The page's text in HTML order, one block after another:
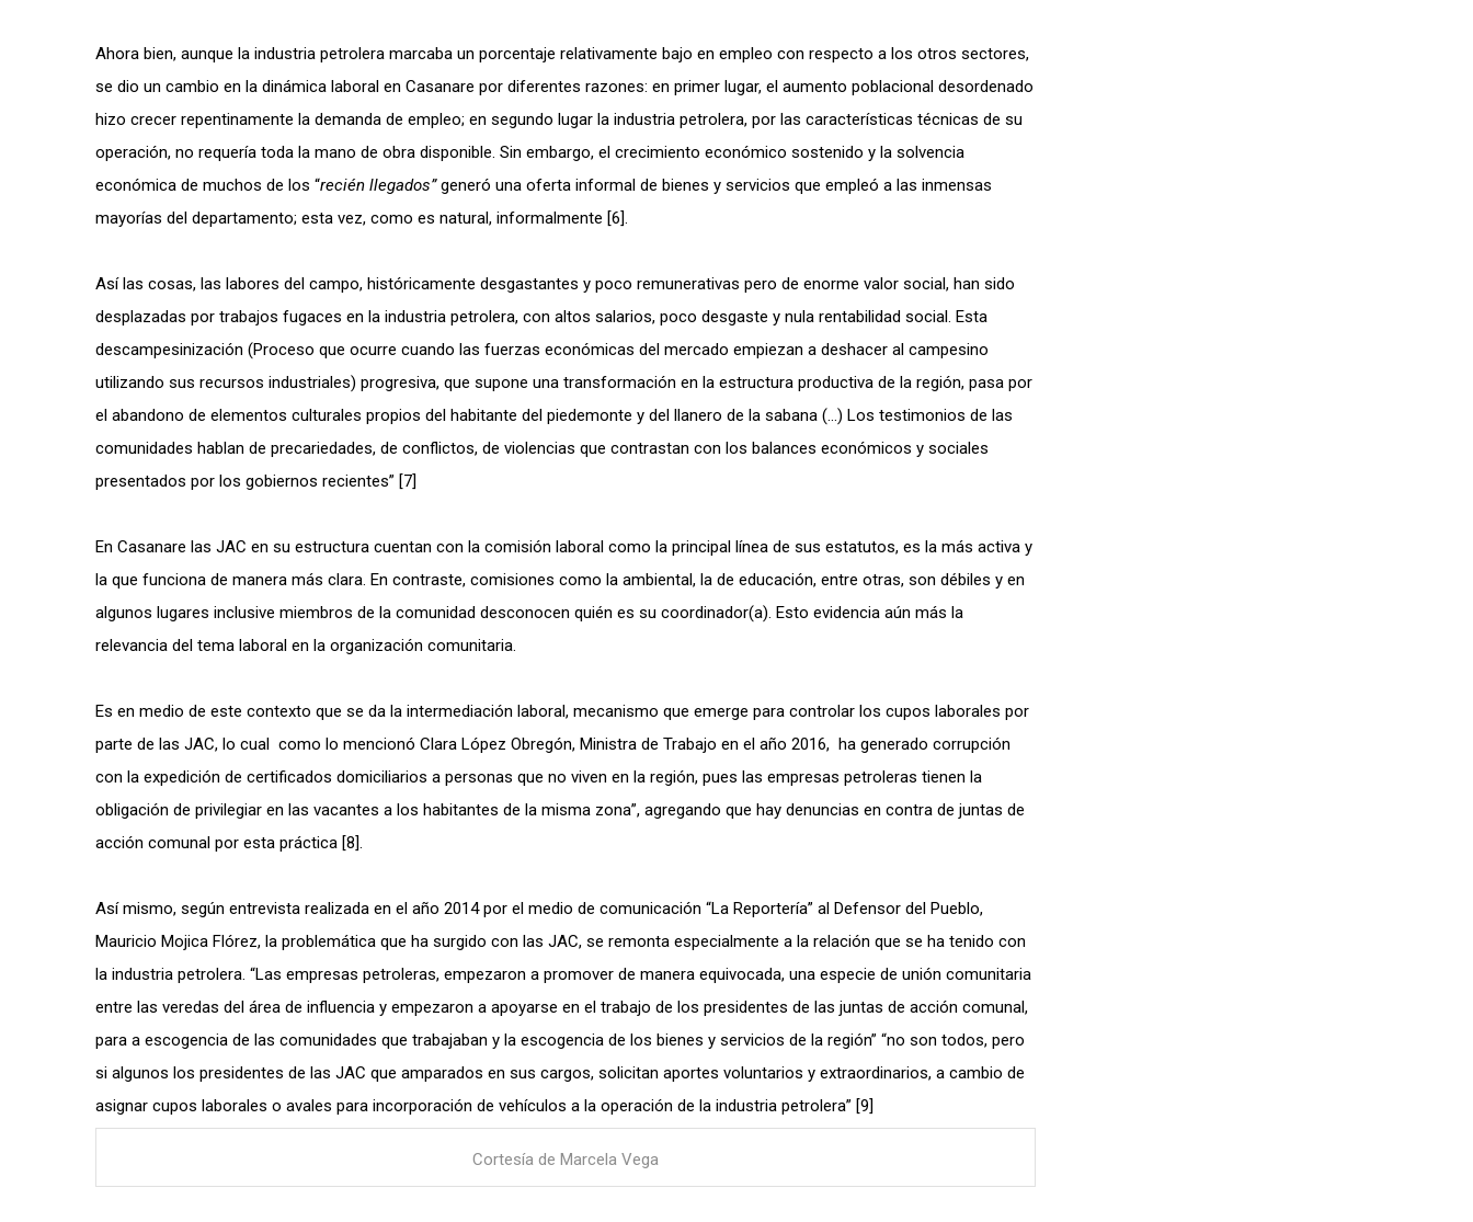
Ahora bien, aunque la industria petrolera marcaba un porcentaje relativamente bajo en empleo con respecto a los otros sectores,
se dio un cambio en la dinámica laboral en Casanare por diferentes razones: en primer lugar, el aumento poblacional desordenado
hizo crecer repentinamente la demanda de empleo; en segundo lugar la industria petrolera, por las características técnicas de su
operación, no requería toda la mano de obra disponible. Sin embargo, el crecimiento económico sostenido y la solvencia
económica de muchos de los “recién llegados”generó una oferta informal de bienes y servicios que empleó a las inmensas
mayorías del departamento; esta vez, como es natural, informalmente [6].
Así las cosas, las labores del campo, históricamente desgastantes y poco remunerativas pero de enorme valor social, han sido
desplazadas por trabajos fugaces en la industria petrolera, con altos salarios, poco desgaste y nula rentabilidad social. Esta
descampesinización (Proceso que ocurre cuando las fuerzas económicas del mercado empiezan a deshacer al campesino
utilizando sus recursos industriales) progresiva, que supone una transformación en la estructura productiva de la región, pasa por
el abandono de elementos culturales propios del habitante del piedemonte y del llanero de la sabana (…) Los testimonios de las
comunidades hablan de precariedades, de conflictos, de violencias que contrastan con los balances económicos y sociales
presentados por los gobiernos recientes” [7]
En Casanare las JAC en su estructura cuentan con la comisión laboral como la principal línea de sus estatutos, es la más activa y
la que funciona de manera más clara. En contraste, comisiones como la ambiental, la de educación, entre otras, son débiles y en
algunos lugares inclusive miembros de la comunidad desconocen quién es su coordinador(a). Esto evidencia aún más la
relevancia del tema laboral en la organización comunitaria.
Es en medio de este contexto que se da la intermediación laboral, mecanismo que emerge para controlar los cupos laborales por
parte de las JAC, lo cual como lo mencionó Clara López Obregón, Ministra de Trabajo en el año 2016, ha generado corrupción
con la expedición de certificados domiciliarios a personas que no viven en la región, pues las empresas petroleras tienen la
obligación de privilegiar en las vacantes a los habitantes de la misma zona”, agregando que hay denuncias en contra de juntas de
acción comunal por esta práctica [8].
Así mismo, según entrevista realizada en el año 2014 por el medio de comunicación “La Reportería” al Defensor del Pueblo,
Mauricio Mojica Flórez, la problemática que ha surgido con las JAC, se remonta especialmente a la relación que se ha tenido con
la industria petrolera. “Las empresas petroleras, empezaron a promover de manera equivocada, una especie de unión comunitaria
entre las veredas del área de influencia y empezaron a apoyarse en el trabajo de los presidentes de las juntas de acción comunal,
para a escogencia de las comunidades que trabajaban y la escogencia de los bienes y servicios de la región” “no son todos, pero
si algunos los presidentes de las JAC que amparados en sus cargos, solicitan aportes voluntarios y extraordinarios, a cambio de
asignar cupos laborales o avales para incorporación de vehículos a la operación de la industria petrolera” [9]
Cortesía de Marcela Vega